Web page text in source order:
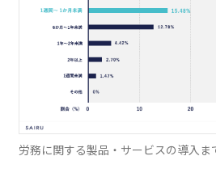
労務に関する製品・サービスの導入ま